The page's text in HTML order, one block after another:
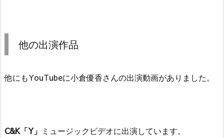
他の出演作品
他にもYouTubeに小倉優香さんの出演動画がありました。
C&K「Y」 ミュージックビデオに出演しています。